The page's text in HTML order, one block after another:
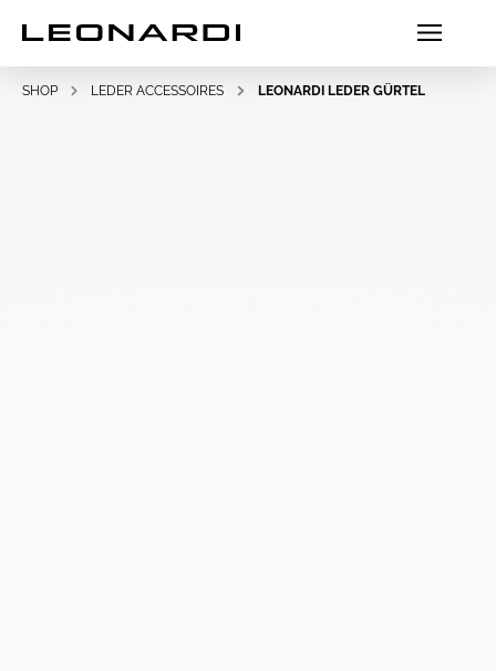
SHOP LEDER ACCESSOIRES LEONARDI LEDER GÜRTEL